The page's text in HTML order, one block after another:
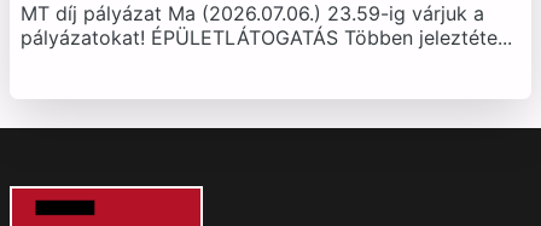
MT díj pályázat Ma (2026.07.06.) 23.59-ig várjuk a
pályázatokat! ÉPÜLETLÁTOGATÁS Többen jeleztéte...